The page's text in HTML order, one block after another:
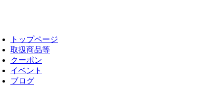
トップページ
取扱商品等
クーポン
イベント
ブログ